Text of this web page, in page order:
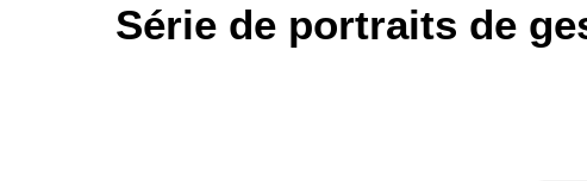
Série de portraits de